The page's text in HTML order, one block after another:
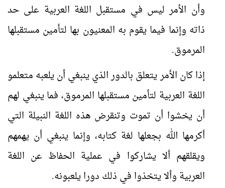
وأن الأمر ليس في مستقبل اللغة العربية على حد
ذاته وإنما فيما يقوم به المعنيون بها لتأمين مستقبلها
المرموق.
إذا كان الأمر يتعلق بالدور الذي ينبغي أن يلعبه متعلمو
اللغة العربية لتأمين مستقبلها المرموق، فما ينبغي لهم
أن يخشوا أن تموت وتنقرض هذه اللغة النبيلة التي
أكرمها الله بجعلها لغة كتابه، وإنما ينبغي أن يهمهم
ويقلقهم ألا يشاركوا في عملية الحفاظ عن اللغة
العربية وألا يتخذوا في ذلك دورا يلعبونه.